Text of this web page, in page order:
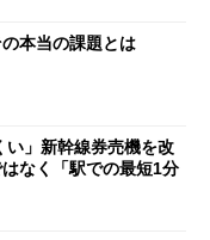
本当の課題とは
」新幹線券売機を改
なく「駅での最短1分